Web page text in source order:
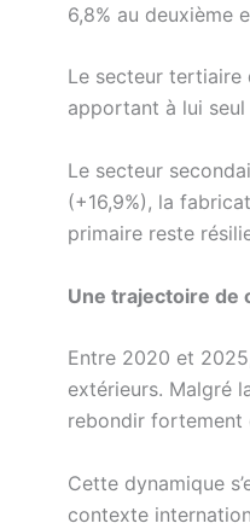
6,8% au deuxième
Le secteur tertiaire
apportant à lui
Le secteur
(+16,9%), la
primaire reste
Une trajectoire de
Entre 2020 et
extérieurs. Malgré
rebondir fortement
Cette dynamique
contexte